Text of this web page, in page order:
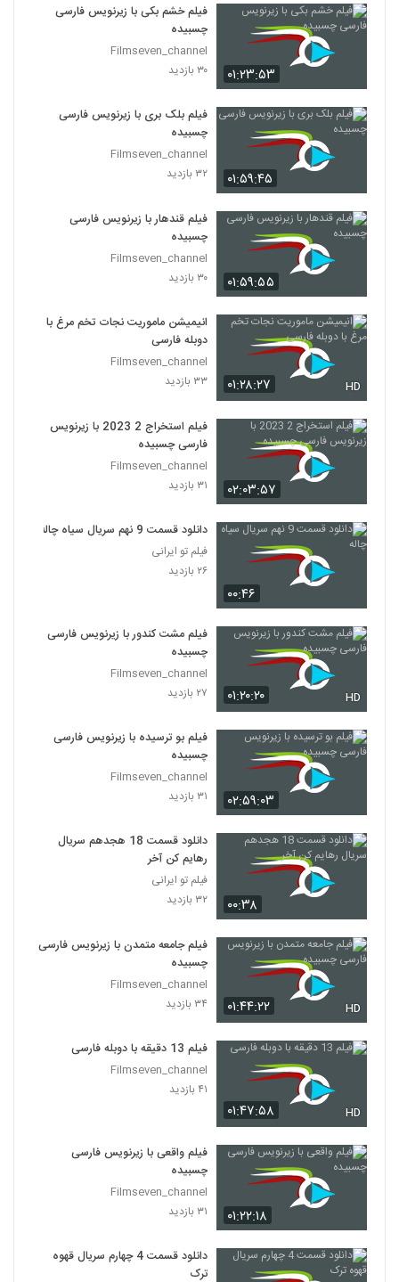
۰۱:۲۳:۵۳
فیلم خشم بکی با زیرنویس فارسی
چسبیده
Filmseven_channel
۳۰ بازدید
۰۱:۵۹:۴۵
فیلم بلک بری با زیرنویس فارسی
چسبیده
Filmseven_channel
۳۲ بازدید
۰۱:۵۹:۵۵
فیلم قندهار با زیرنویس فارسی
چسبیده
Filmseven_channel
۳۰ بازدید
۰۱:۲۸:۲۷ HD
انیمیشن ماموریت نجات تخم مرغ با
دوبله فارسی
Filmseven_channel
۳۳ بازدید
۰۲:۰۳:۵۷
فیلم استخراج 2 2023 با زیرنویس
فارسی چسبیده
Filmseven_channel
۳۱ بازدید
۰۰:۴۶
دانلود قسمت 9 نهم سریال سیاه چاله
فیلم تو ایرانی
۲۶ بازدید
۰۱:۲۰:۲۰ HD
فیلم مشت کندور با زیرنویس فارسی
چسبیده
Filmseven_channel
۲۷ بازدید
۰۲:۵۹:۰۳
فیلم بو ترسیده با زیرنویس فارسی
چسبیده
Filmseven_channel
۳۱ بازدید
۰۰:۳۸
دانلود قسمت 18 هجدهم سریال
رهایم کن آخر
فیلم تو ایرانی
۳۲ بازدید
۰۱:۴۴:۲۲ HD
فیلم جامعه متمدن با زیرنویس فارسی
چسبیده
Filmseven_channel
۳۴ بازدید
۰۱:۴۷:۵۸ HD
فیلم 13 دقیقه با دوبله فارسی
Filmseven_channel
۴۱ بازدید
۰۱:۲۲:۱۸
فیلم واقعی با زیرنویس فارسی
چسبیده
Filmseven_channel
۳۱ بازدید
دانلود قسمت 4 چهارم سریال قهوه
ترک